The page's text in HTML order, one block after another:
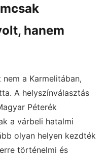
hanem
a Karmelitában,
A helyszínválasztás
Péterék
a várbeli hatalmi
olyan helyen kezdték
történelmi és